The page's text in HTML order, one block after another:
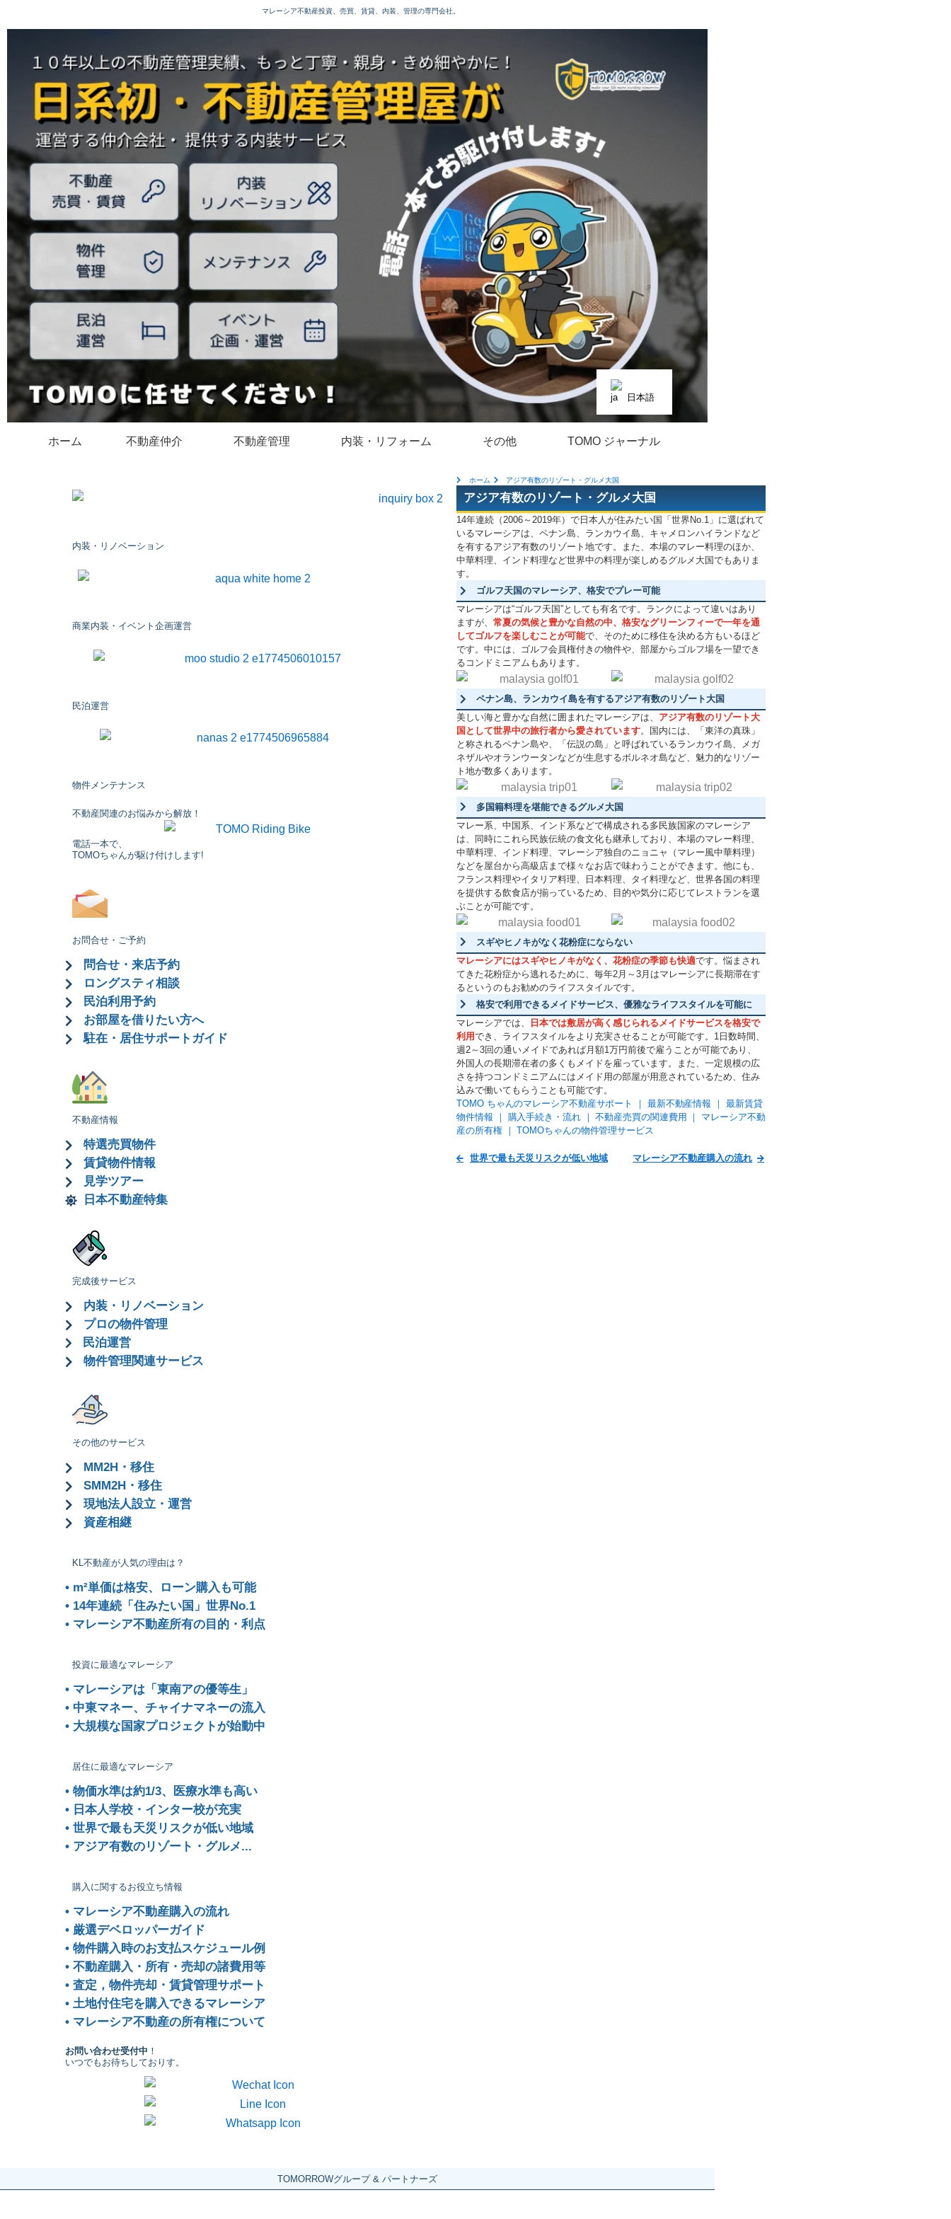
容
マレーシア不動産投資、売買、賃貸、内装、管理の専門会社。
日本語
ホーム 不動産仲介 不動産管理 内装・リフォーム その他 TOMO ジャーナル
内装・リノベーション
商業内装・イベント企画運営
民泊運営
物件メンテナンス
不動産関連のお悩みから解放！
電話一本で、
TOMOちゃんが駆け付けします!
お問合せ・ご予約
問合せ・来店予約
ロングスティ相談
民泊利用予約
お部屋を借りたい方へ
駐在・居住サポートガイド
不動産情報
特選売買物件
賃貸物件情報
見学ツアー
日本不動産特集
完成後サービス
内装・リノベーション
プロの物件管理
民泊運営
物件管理関連サービス
その他のサービス
MM2H・移住
SMM2H・移住
現地法人設立・運営
資産相継
KL不動産が人気の理由は？
• m²単価は格安、ローン購入も可能
• 14年連続「住みたい国」世界No.1
• マレーシア不動産所有の目的・利点
投資に最適なマレーシア
• マレーシアは「東南アの優等生」
• 中東マネー、チャイナマネーの流入
• 大規模な国家プロジェクトが始動中
居住に最適なマレーシア
• 物価水準は約1/3、医療水準も高い
• 日本人学校・インター校が充実
• 世界で最も天災リスクが低い地域
• アジア有数のリゾート・グルメ...
購入に関するお役立ち情報
• マレーシア不動産購入の流れ
• 厳選デベロッパーガイド
• 物件購入時のお支払スケジュール例
• 不動産購入・所有・売却の諸費用等
• 査定，物件売却・賃貸管理サポート
• 土地付住宅を購入できるマレーシア
• マレーシア不動産の所有権について
お問い合わせ受付中 ！
いつでもお待ちしておりす。
ホーム アジア有数のリゾート・グルメ大国
アジア有数のリゾート・グルメ大国
14年連続（2006～2019年）で日本人が住みたい国「世界No.1」に選ばれて
いるマレーシアは、ペナン島、ランカウイ島、キャメロンハイランドなど
を有するアジア有数のリゾート地です。また、本場のマレー料理のほか、
中華料理、インド料理など世界中の料理が楽しめるグルメ大国でもありま
す。
ゴルフ天国のマレーシア、格安でプレー可能
マレーシアは“ゴルフ天国”としても有名です。ランクによって違いはあり
ますが、常夏の気候と豊かな自然の中、格安なグリーンフィーで一年を通
してゴルフを楽しむことが可能で、そのために移住を決める方もいるほど
です。中には、ゴルフ会員権付きの物件や、部屋からゴルフ場を一望でき
るコンドミニアムもあります。
ペナン島、ランカウイ島を有するアジア有数のリゾート大国
美しい海と豊かな自然に囲まれたマレーシアは、 アジア有数のリゾート大
国として世界中の旅行者から愛されています。国内には、「東洋の真珠」
と称されるペナン島や、「伝説の島」と呼ばれているランカウイ島、メガ
ネザルやオランウータンなどが生息するボルネオ島など、魅力的なリゾー
ト地が数多くあります。
多国籍料理を堪能できるグルメ大国
マレー系、中国系、インド系などで構成される多民族国家のマレーシア
は、同時にこれら民族伝統の食文化も継承しており、本場のマレー料理、
中華料理、インド料理、マレーシア独自のニョニャ（マレー風中華料理）
などを屋台から高級店まで様々なお店で味わうことができます。他にも、
フランス料理やイタリア料理、日本料理、タイ料理など、世界各国の料理
を提供する飲食店が揃っているため、目的や気分に応じてレストランを選
ぶことが可能です。
スギやヒノキがなく花粉症にならない
マレーシアにはスギやヒノキがなく、花粉症の季節も快適です。悩まされ
てきた花粉症から逃れるために、毎年2月～3月はマレーシアに長期滞在す
るというのもお勧めのライフスタイルです。
格安で利用できるメイドサービス、優雅なライフスタイルを可能に
マレーシアでは、
日本では敷居が高く感じられるメイドサービスを格安で
利用でき、ライフスタイルをより充実させることが可能です。1日数時間、
週2～3回の通いメイドであれば月額1万円前後で雇うことが可能であり、
外国人の長期滞在者の多くもメイドを雇っています。また、一定規模の広
さを持つコンドミニアムにはメイド用の部屋が用意されているため、住み
込みで働いてもらうことも可能です。
TOMO ちゃんのマレーシア不動産サポート ｜ 最新不動産情報 ｜ 最新賃貸
物件情報 ｜ 購入手続き・流れ｜不動産売買の関連費用 ｜ マレーシア不動
産の所有権｜TOMOちゃんの物件管理サービス
世界で最も天災リスクが低い地域 マレーシア不動産購入の流れ
TOMORROWグループ & パートナーズ